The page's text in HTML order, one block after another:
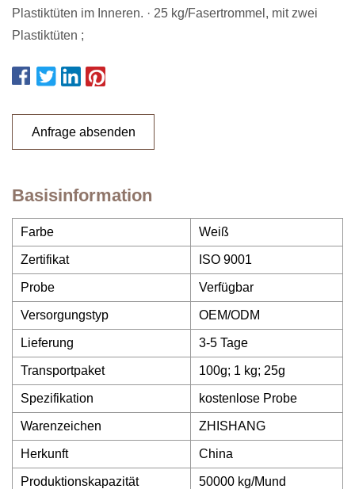
Plastiktüten im Inneren. · 25 kg/Fasertrommel, mit zwei
Plastiktüten ;
Anfrage absenden
Basisinformation
Farbe Weiß
Zertifikat ISO 9001
Probe Verfügbar
Versorgungstyp OEM/ODM
Lieferung 3-5 Tage
Transportpaket 100g; 1 kg; 25g
Spezifikation kostenlose Probe
Warenzeichen ZHISHANG
Herkunft China
Produktionskapazität 50000 kg/Mund